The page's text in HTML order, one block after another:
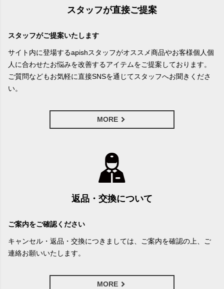
スタッフが直接ご提案
スタッフがご提案いたします
サイト内に登場するapishスタッフがオススメ商品やお客様個人個
人に合わせたお悩みを改善するアイテムをご提案しております。
ご質問などもお気軽に直接SNSを通じてスタッフへお聞きくださ
い。
MORE
返品・交換について
ご案内をご確認ください
キャンセル・返品・交換につきましては、ご案内を確認の上、ご
連絡お願いいたします。
MORE